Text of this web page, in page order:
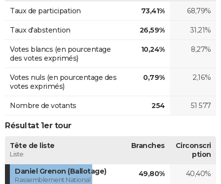
Taux de participation 73,41% 68,79%
Taux d'abstention 26,59% 31,21%
Votes blancs (en pourcentage
des votes exprimés)
10,24% 8,27%
Votes nuls (en pourcentage des
votes exprimés)
0,79% 2,16%
Nombre de votants 254 51 577
Résultat 1er tour
Tête de liste
Liste
Branches
Circonscri
ption
Daniel Grenon (Ballotage)
Rassemblement National
49,80% 40,40%